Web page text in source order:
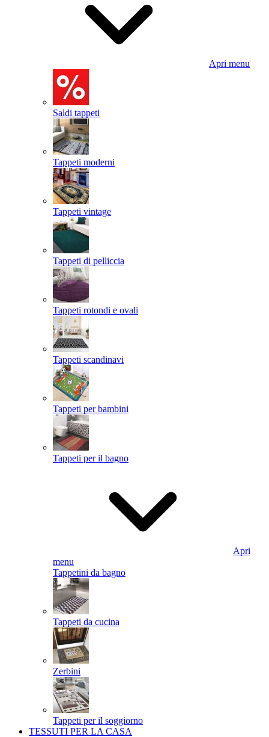
Apri menu
Saldi tappeti
Tappeti moderni
Tappeti vintage
Tappeti di pelliccia
Tappeti rotondi e ovali
Tappeti scandinavi
Tappeti per bambini
Tappeti per il bagno
Apri
menu
Tappetini da bagno
Tappeti da cucina
Zerbini
Tappeti per il soggiorno
TESSUTI PER LA CASA